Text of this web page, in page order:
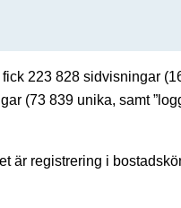
223 828 sidvisningar
(73 839 unika, samt
är registrering i